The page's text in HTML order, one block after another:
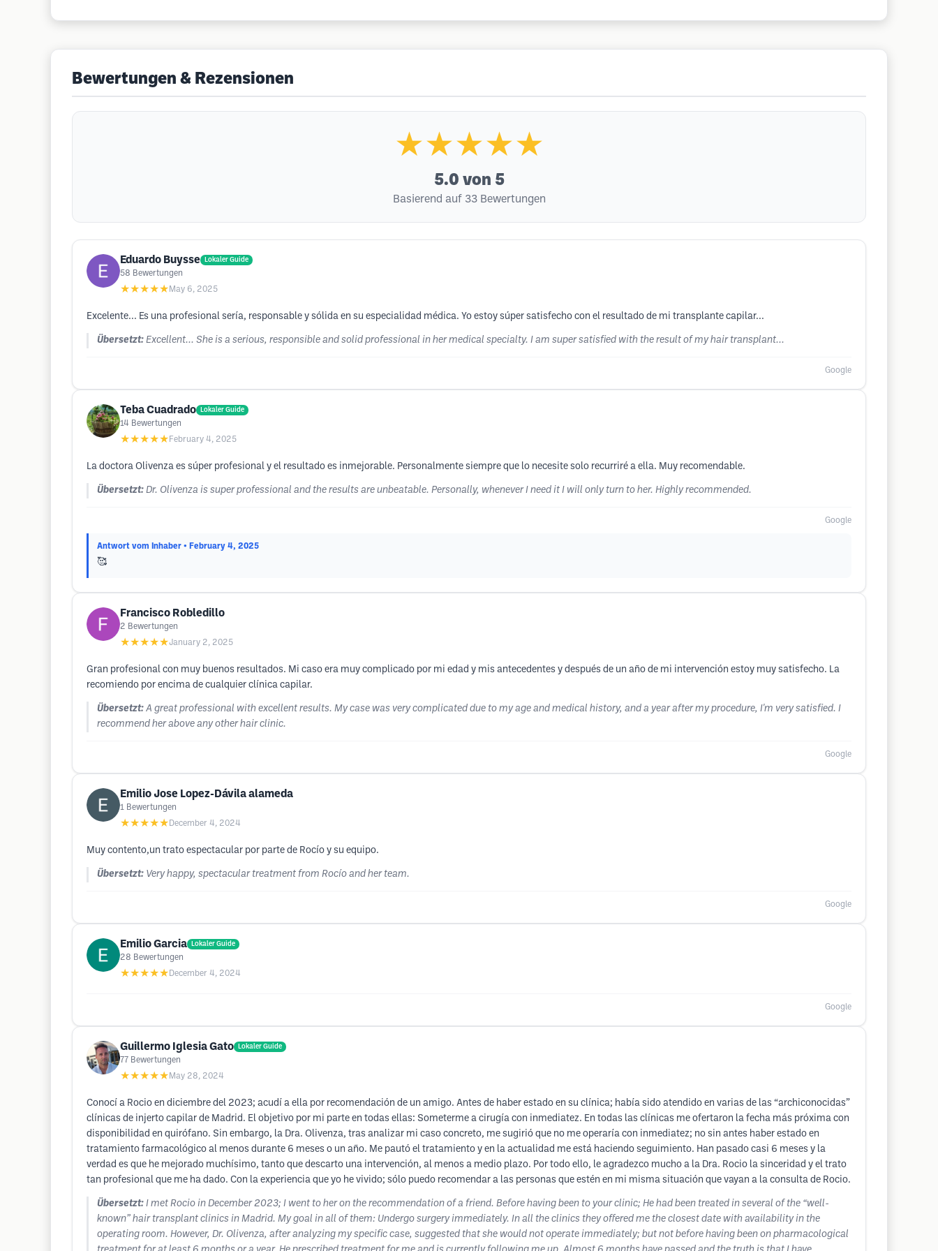
Bewertungen & Rezensionen
★★★★★
5.0 von 5
Basierend auf 33 Bewertungen
Eduardo Buysse Lokaler Guide
58 Bewertungen
★★★★★ May 6, 2025
Excelente... Es una profesional sería, responsable y sólida en su especialidad médica. Yo estoy súper satisfecho con el resultado de mi transplante capilar...
Übersetzt: Excellent... She is a serious, responsible and solid professional in her medical specialty. I am super satisfied with the result of my hair transplant...
Google
Teba Cuadrado Lokaler Guide
14 Bewertungen
★★★★★ February 4, 2025
La doctora Olivenza es súper profesional y el resultado es inmejorable. Personalmente siempre que lo necesite solo recurriré a ella. Muy recomendable.
Übersetzt: Dr. Olivenza is super professional and the results are unbeatable. Personally, whenever I need it I will only turn to her. Highly recommended.
Google
Antwort vom Inhaber • February 4, 2025
🥰
Francisco Robledillo
2 Bewertungen
★★★★★January 2, 2025
Gran profesional con muy buenos resultados. Mi caso era muy complicado por mi edad y mis antecedentes y después de un año de mi intervención estoy muy satisfecho. La
recomiendo por encima de cualquier clínica capilar.
Übersetzt: A great professional with excellent results. My case was very complicated due to my age and medical history, and a year after my procedure, I'm very satisfied. I
recommend her above any other hair clinic.
Google
Emilio Jose Lopez-Dávila alameda
1 Bewertungen
★★★★★ December 4, 2024
Muy contento,un trato espectacular por parte de Rocío y su equipo.
Übersetzt: Very happy, spectacular treatment from Rocío and her team.
Google
Emilio Garcia Lokaler Guide
28 Bewertungen
★★★★★ December 4, 2024
Google
Guillermo Iglesia Gato Lokaler Guide
77 Bewertungen
★★★★★ May 28, 2024
Conocí a Rocio en diciembre del 2023; acudí a ella por recomendación de un amigo. Antes de haber estado en su clínica; había sido atendido en varias de las “archiconocidas”
clínicas de injerto capilar de Madrid. El objetivo por mi parte en todas ellas: Someterme a cirugía con inmediatez. En todas las clínicas me ofertaron la fecha más próxima con
disponibilidad en quirófano. Sin embargo, la Dra. Olivenza, tras analizar mi caso concreto, me sugirió que no me operaría con inmediatez; no sin antes haber estado en
tratamiento farmacológico al menos durante 6 meses o un año. Me pautó el tratamiento y en la actualidad me está haciendo seguimiento. Han pasado casi 6 meses y la
verdad es que he mejorado muchísimo, tanto que descarto una intervención, al menos a medio plazo. Por todo ello, le agradezco mucho a la Dra. Rocio la sinceridad y el trato
tan profesional que me ha dado. Con la experiencia que yo he vivido; sólo puedo recomendar a las personas que estén en mi misma situación que vayan a la consulta de Rocio.
Übersetzt: I met Rocio in December 2023; I went to her on the recommendation of a friend. Before having been to your clinic; He had been treated in several of the “well-
known” hair transplant clinics in Madrid. My goal in all of them: Undergo surgery immediately. In all the clinics they offered me the closest date with availability in the
operating room. However, Dr. Olivenza, after analyzing my specific case, suggested that she would not operate immediately; but not before having been on pharmacological